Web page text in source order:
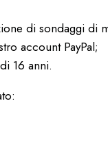
di sondaggi di
account PayPal;
16 anni.